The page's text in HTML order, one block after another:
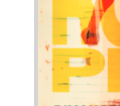
ven. 21 août
Grande boucle